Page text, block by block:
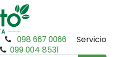
098 667 0066
Servicio
099 004 8531